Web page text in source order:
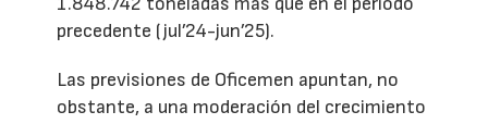
precedente (jul’24-jun’25).
Las previsiones de Oficemen apuntan, no
obstante, a una moderación del crecimiento